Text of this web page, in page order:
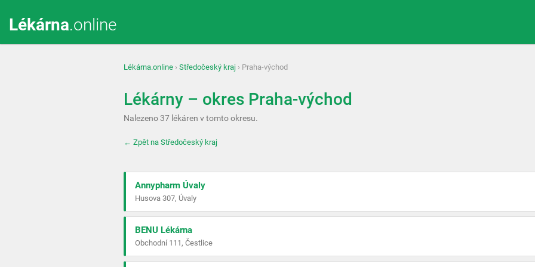
Lékárna.online
Lékárna.online › Středočeský kraj › Praha-východ
Lékárny – okres Praha-východ
Nalezeno 37 lékáren v tomto okresu.
← Zpět na Středočeský kraj
Annypharm Úvaly
Husova 307, Úvaly
BENU Lékárna
Obchodní 111, Čestlice